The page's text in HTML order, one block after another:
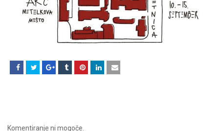
Komentiranje ni mogoče.